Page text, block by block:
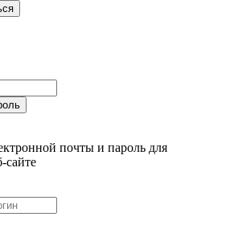
почты и пароль для
сайте